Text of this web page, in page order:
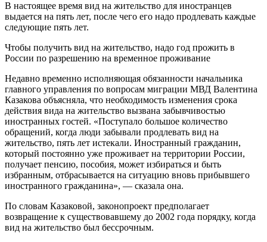
В настоящее время вид на жительство для иностранцев
выдается на пять лет, после чего его надо продлевать каждые
следующие пять лет.
Чтобы получить вид на жительство, надо год прожить в
России по разрешению на временное проживание
Недавно временно исполняющая обязанности начальника
главного управления по вопросам миграции МВД Валентина
Казакова объясняла, что необходимость изменения срока
действия вида на жительство вызвана забывчивостью
иностранных гостей. «Поступало большое количество
обращений, когда люди забывали продлевать вид на
жительство, пять лет истекали. Иностранный гражданин,
который постоянно уже проживает на территории России,
получает пенсию, пособия, может избираться и быть
избранным, отбрасывается на ситуацию вновь прибывшего
иностранного гражданина», — сказала она.
По словам Казаковой, законопроект предполагает
возвращение к существовавшему до 2002 года порядку, когда
вид на жительство был бессрочным.